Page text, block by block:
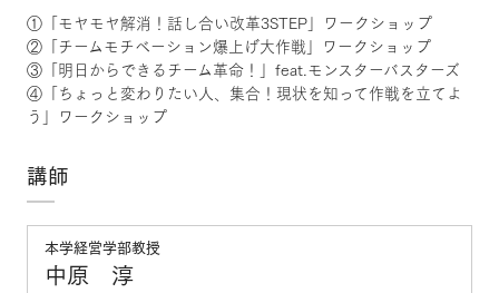
①「モヤモヤ解消！話し合い改革3STEP」ワークショップ
②「チームモチベーション爆上げ大作戦」ワークショップ
③「明日からできるチーム革命！」feat.モンスターバスターズ
④「ちょっと変わりたい人、集合！現状を知って作戦を立てよ
う」ワークショップ
講師
本学経営学部教授
中原 淳